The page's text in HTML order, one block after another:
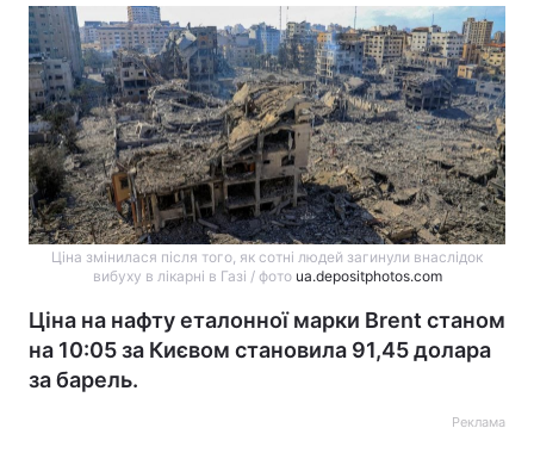
Ціна змінилася після того, як сотні людей загинули внаслідок
вибуху в лікарні в Газі / фото ua.depositphotos.com
Ціна на нафту еталонної марки Brent станом
на 10:05 за Києвом становила 91,45 долара
за барель.
Реклама